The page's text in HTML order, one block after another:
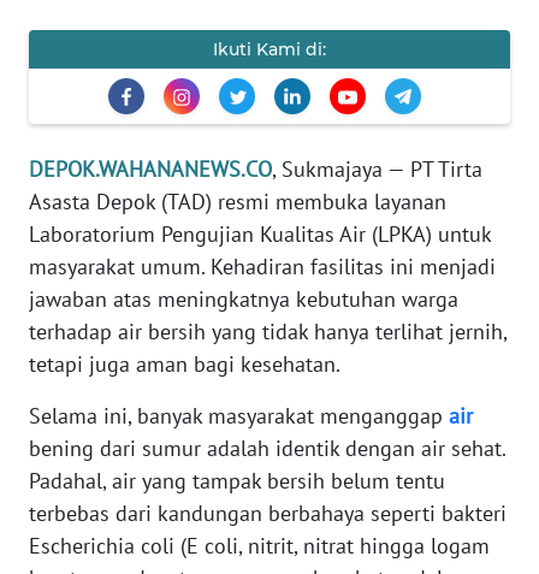
Ikuti Kami di:
DEPOK.WAHANANEWS.CO, Sukmajaya — PT Tirta
Asasta Depok (TAD) resmi membuka layanan
Laboratorium Pengujian Kualitas Air (LPKA) untuk
masyarakat umum. Kehadiran fasilitas ini menjadi
jawaban atas meningkatnya kebutuhan warga
terhadap air bersih yang tidak hanya terlihat jernih,
tetapi juga aman bagi kesehatan.
Selama ini, banyak masyarakat menganggap air
bening dari sumur adalah identik dengan air sehat.
Padahal, air yang tampak bersih belum tentu
terbebas dari kandungan berbahaya seperti bakteri
Escherichia coli (E coli, nitrit, nitrat hingga logam
WN
WN
JAKARTA
WN
JABAR
WN
BANTEN
WN
NTT
WN
KEPRI